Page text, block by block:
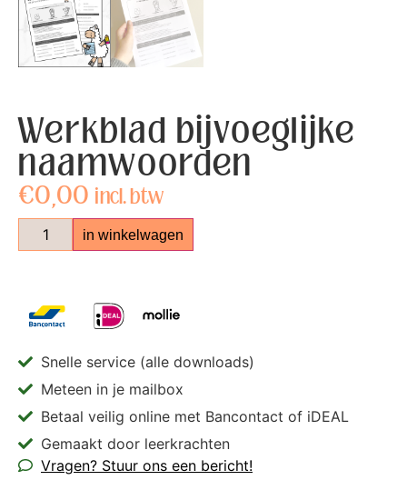
Werkblad bijvoeglijke
naamwoorden
€0,00 incl. btw
in winkelwagen
Snelle service (alle downloads)
Meteen in je mailbox
Betaal veilig online met Bancontact of iDEAL
Gemaakt door leerkrachten
Vragen? Stuur ons een bericht!